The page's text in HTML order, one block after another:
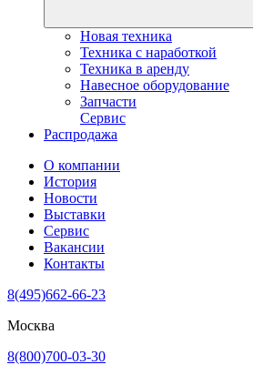
Новая техника
Техника с наработкой
Техника в аренду
Навесное оборудование
Запчасти
Сервис
Распродажа
О компании
История
Новости
Выставки
Сервис
Вакансии
Контакты
8(495)662-66-23
Москва
8(800)700-03-30